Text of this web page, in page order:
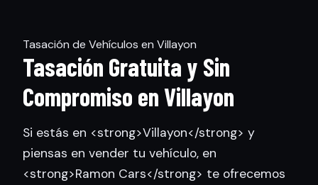
Tasación de Vehículos en Villayon
Tasación Gratuita y Sin
Compromiso en Villayon
Si estás en <strong>Villayon</strong> y
piensas en vender tu vehículo, en
<strong>Ramon Cars</strong> te ofrecemos